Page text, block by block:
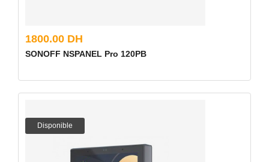
1800.00 DH
SONOFF NSPANEL Pro 120PB
Disponible